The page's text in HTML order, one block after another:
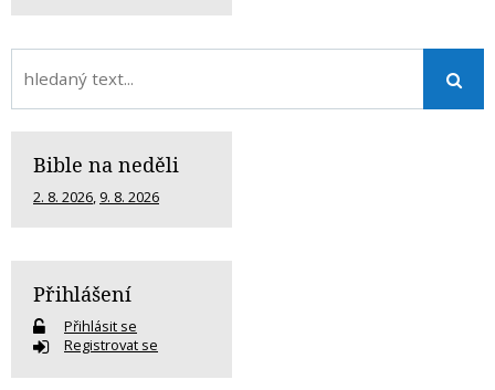
Bible na neděli
2. 8. 2026, 9. 8. 2026
Přihlášení
Přihlásit se
Registrovat se